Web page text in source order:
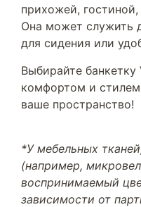
прихожей,
Она может служить
для сидения или
Выбирайте
комфортом и
ваше пространство!
*У мебельных
(например,
воспринимаемый
зависимости от